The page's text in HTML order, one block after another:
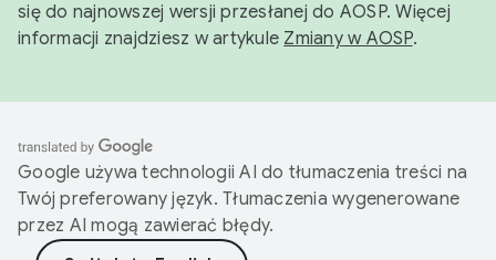
się do najnowszej wersji przesłanej do AOSP. Więcej
informacji znajdziesz w artykule Zmiany w AOSP.
Google używa technologii AI do tłumaczenia treści na
Twój preferowany język. Tłumaczenia wygenerowane
przez AI mogą zawierać błędy.